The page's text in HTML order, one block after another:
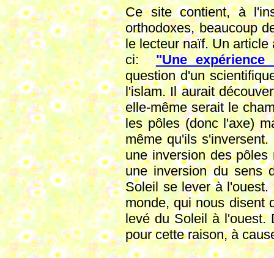
Ce site contient, à
orthodoxes, beaucoup
le lecteur naïf. Un article
ci:"Une
question d'un
l'islam. Il aurait
elle-même serait le
les pôles (donc l'axe)
même qu'ils
une inversion des pôles
une inversion du sens
Soleil se lever à
monde, qui nous disent
levé du Soleil à l'ouest.
pour cette raison, à